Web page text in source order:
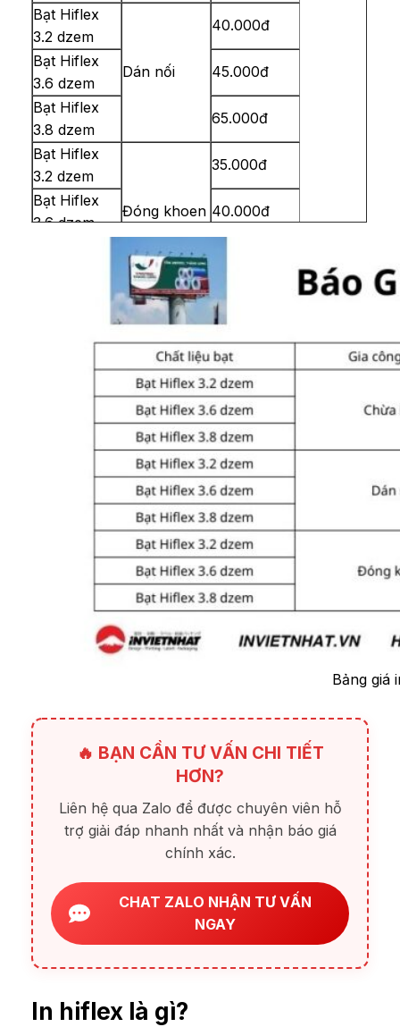
Bạt Hiflex
3.2 dzem
Dán nối
40.000đ
Bạt Hiflex
3.6 dzem
45.000đ
Bạt Hiflex
3.8 dzem
65.000đ
Bạt Hiflex
3.2 dzem
Đóng khoen
35.000đ
Bạt Hiflex
3.6 dzem
40.000đ
Bảng giá
🔥 BẠN CẦN TƯ VẤN CHI TIẾT
HƠN?
Liên hệ qua Zalo để được chuyên viên hỗ
trợ giải đáp nhanh nhất và nhận báo giá
chính xác.
CHAT ZALO NHẬN TƯ VẤN
NGAY
In hiflex là gì?